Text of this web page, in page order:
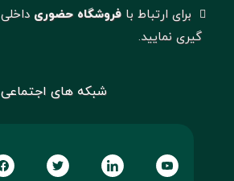
برای ارتباط با فروشگاه حضوریداخلی
گیری نمایید.
شبکه های اجتماعی